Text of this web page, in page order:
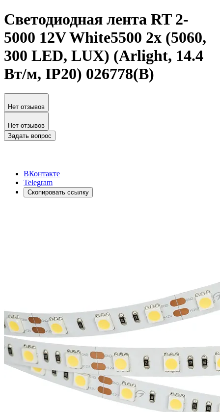
Светодиодная лента RT 2-
5000 12V White5500 2x (5060,
300 LED, LUX) (Arlight, 14.4
Вт/м, IP20) 026778(B)
Нет отзывов
Нет отзывов
Задать вопрос
ВКонтакте
Telegram
Скопировать ссылку